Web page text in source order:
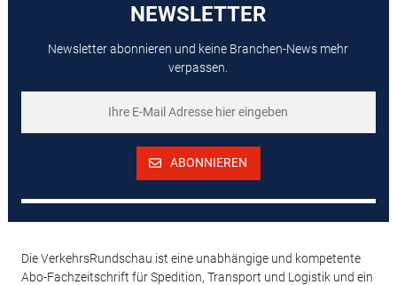
NEWSLETTER
Newsletter abonnieren und keine Branchen-News mehr
verpassen.
ABONNIEREN
Die VerkehrsRundschau ist eine unabhängige und kompetente
Abo-Fachzeitschrift für Spedition, Transport und Logistik und ein